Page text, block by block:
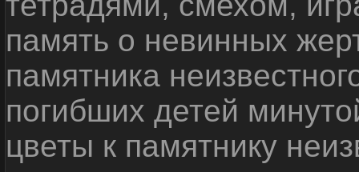
память о невинных
памятника
погибших детей
цветы к памятнику